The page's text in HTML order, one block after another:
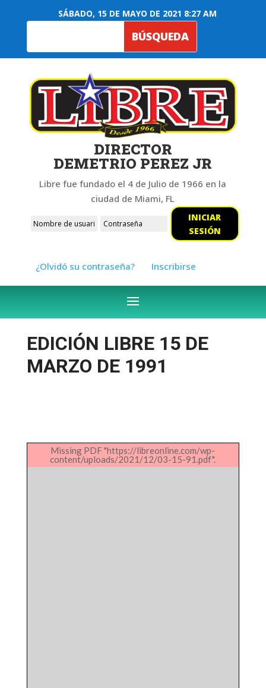
SÁBADO, 15 DE MAYO DE 2021 8:27 AM
DIRECTOR
DEMETRIO PEREZ JR
Libre fue fundado el 4 de Julio de 1966 en la
ciudad de Miami, FL
INICIAR
SESIÓN
¿Olvidó su contraseña? Inscribirse
EDICIÓN LIBRE 15 DE
MARZO DE 1991
Missing PDF "https://libreonline.com/wp-
content/uploads/2021/12/03-15-91.pdf".